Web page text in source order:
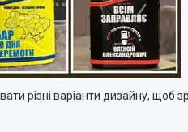
різні варіанти дизайну, щоб